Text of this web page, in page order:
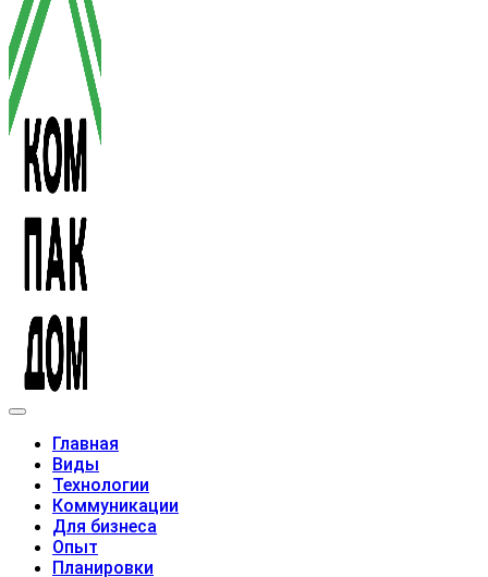
Главная
Виды
Технологии
Коммуникации
Для бизнеса
Опыт
Планировки